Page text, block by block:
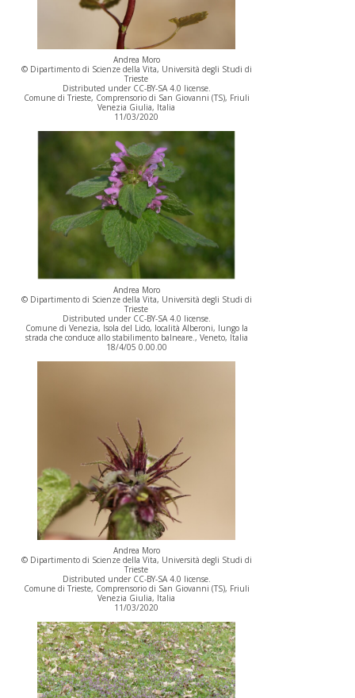
Andrea Moro
© Dipartimento di Scienze della Vita, Università degli Studi di
Trieste
Distributed under CC-BY-SA 4.0 license.
Comune di Trieste, Comprensorio di San Giovanni (TS), Friuli
Venezia Giulia, Italia
11/03/2020
Andrea Moro
© Dipartimento di Scienze della Vita, Università degli Studi di
Trieste
Distributed under CC-BY-SA 4.0 license.
Comune di Venezia, Isola del Lido, località Alberoni, lungo la
strada che conduce allo stabilimento balneare., Veneto, Italia
18/4/05 0.00.00
Andrea Moro
© Dipartimento di Scienze della Vita, Università degli Studi di
Trieste
Distributed under CC-BY-SA 4.0 license.
Comune di Trieste, Comprensorio di San Giovanni (TS), Friuli
Venezia Giulia, Italia
11/03/2020